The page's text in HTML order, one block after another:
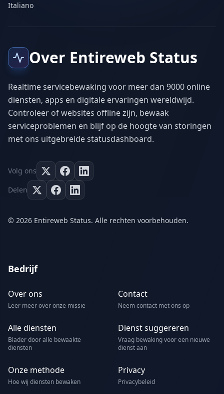
Italiano
Over Entireweb Status
Realtime servicebewaking voor meer dan 9000 online
diensten, apps en digitale ervaringen wereldwijd.
Controleer of websites offline zijn, bewaak
serviceproblemen en blijf op de hoogte van storingen
met ons uitgebreide statusdashboard.
Volg ons
Delen
© 2026 Entireweb Status. Alle rechten voorbehouden.
Bedrijf
Over ons
Leer meer over onze missie
Contact
Neem contact met ons op
Alle diensten
Blader door alle bewaakte
diensten
Dienst suggereren
Vraag bewaking voor een nieuwe
dienst aan
Onze methode
Hoe wij diensten bewaken
Privacy
Privacybeleid